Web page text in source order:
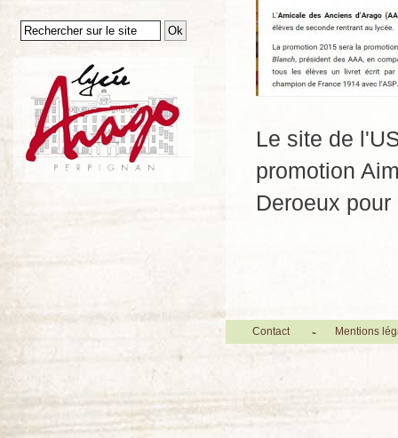
Le site de
promotion
Deroeux
Contact Mentions